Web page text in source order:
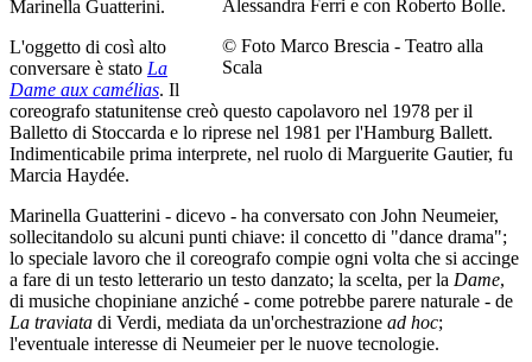
Alessandra Ferri e con Roberto Bolle.
© Foto Marco Brescia ‑ Teatro alla
Scala
Marinella Guatterini.
L'oggetto di così alto
conversare è stato La
Dame aux camélias. Il
coreografo statunitense creò questo capolavoro nel 1978 per il
Balletto di Stoccarda e lo riprese nel 1981 per l'Hamburg Ballett.
Indimenticabile prima interprete, nel ruolo di Marguerite Gautier, fu
Marcia Haydée.
Marinella Guatterini ‑ dicevo ‑ ha conversato con John Neumeier,
sollecitandolo su alcuni punti chiave: il concetto di "dance drama";
lo speciale lavoro che il coreografo compie ogni volta che si accinge
a fare di un testo letterario un testo danzato; la scelta, per la Dame,
di musiche chopiniane anziché ‑ come potrebbe parere naturale ‑ de
La traviata di Verdi, mediata da un'orchestrazione ad hoc;
l'eventuale interesse di Neumeier per le nuove tecnologie.